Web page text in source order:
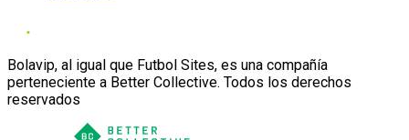
Bolavip, al igual que Futbol Sites, es una compañía
perteneciente a Better Collective. Todos los derechos
reservados